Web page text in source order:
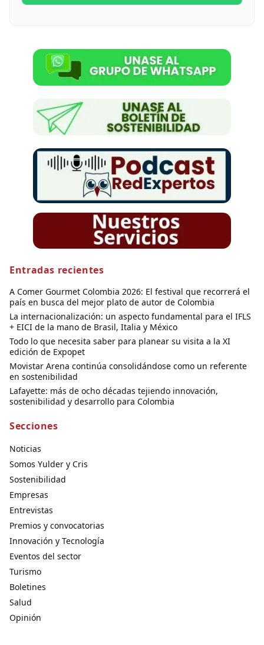
Entradas recientes
A Comer Gourmet Colombia 2026: El festival que recorrerá el
país en busca del mejor plato de autor de Colombia
La internacionalización: un aspecto fundamental para el IFLS
+ EICI de la mano de Brasil, Italia y México
Todo lo que necesita saber para planear su visita a la XI
edición de Expopet
Movistar Arena continúa consolidándose como un referente
en sostenibilidad
Lafayette: más de ocho décadas tejiendo innovación,
sostenibilidad y desarrollo para Colombia
Secciones
Noticias
Somos Yulder y Cris
Sostenibilidad
Empresas
Entrevistas
Premios y convocatorias
Innovación y Tecnología
Eventos del sector
Turismo
Boletines
Salud
Opinión